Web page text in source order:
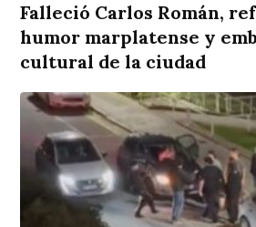
Falleció Carlos Román,
humor marplatense y
cultural de la ciudad